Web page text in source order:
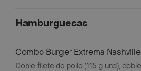
Hamburguesas
Combo Burger Extrema Nashville
Doble filete de pollo (115 g und), doble